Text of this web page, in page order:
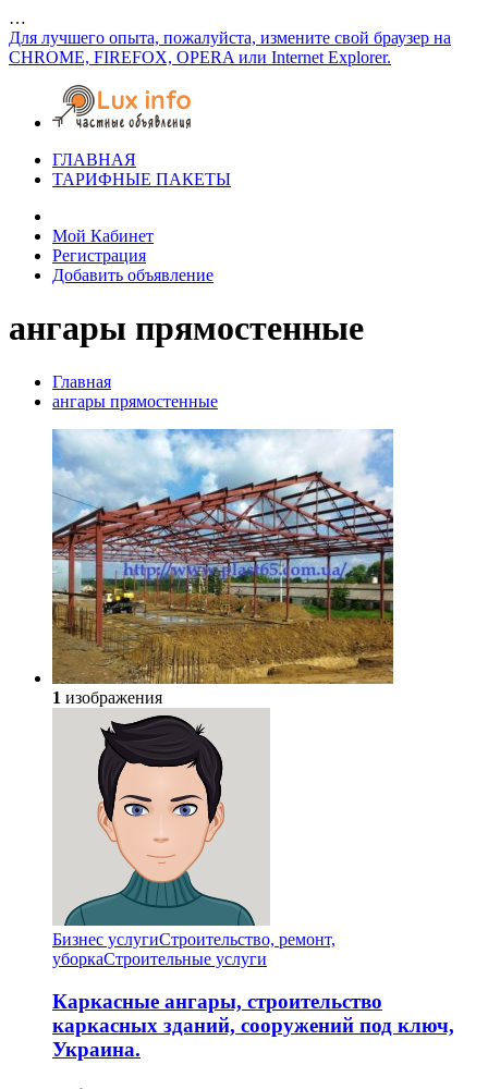
…
Для лучшего опыта, пожалуйста, измените свой браузер на
CHROME, FIREFOX, OPERA или Internet Explorer.
ГЛАВНАЯ
ТАРИФНЫЕ ПАКЕТЫ
Мой Кабинет
Регистрация
Добавить объявление
ангары прямостенные
Главная
ангары прямостенные
1 изображения
Бизнес услугиСтроительство, ремонт,
уборкаCтроительные услуги
Каркасные ангары, строительство
каркасных зданий, сооружений под ключ,
Украина.